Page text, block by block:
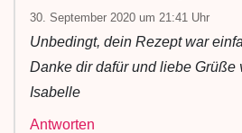
30. September 2020 um 21:41 Uhr
Unbedingt, dein Rezept war
Danke dir dafür und liebe Grüße
Isabelle
Antworten